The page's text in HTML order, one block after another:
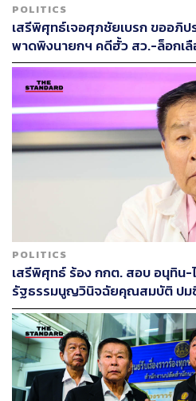
POLITICS
เสรีพิศุทธ์เจอศุภชัยเบรก ขออภิ
พาดพิงนายกฯ คดีฮั้ว สว.-ล็อกเ
สาบานเป็นกลาง-ไม่อยู่ฝ่ายรัฐบาล
POLITICS
เสรีพิศุทธ์ ร้อง กกต. สอบ อนุทิน
รัฐธรรมนูญวินิจฉัยคุณสมบัติ ปม
ประจักษ์